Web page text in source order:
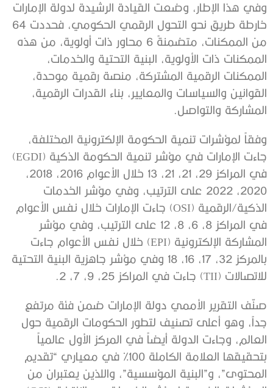
وفي هذا الإطار، وضعت القيادة الرشيدة لدولة الإمارات
خارطة طريق نحو التحول الرقمي الحكومي، فحددت 64
من الممكنات، متضمنةً 6 محاور ذات أولوية، من هذه
الممكنات ذات الأولوية، البنية التحتية والخدمات،
الممكنات الرقمية المشتركة، منصة رقمية موحدة،
القوانين والسياسات والمعايير، بناء القدرات الرقمية،
المشاركة والتواصل.
وفقاً لمؤشرات تنمية الحكومة الإلكترونية المختلفة،
جاءت الإمارات في مؤشر تنمية الحكومة الذكية (EGDI)
في المراكز 29، 21، 21، 13 خلال الأعوام 2016، 2018،
2020، 2022 على الترتيب، وفي مؤشر الخدمات
الذكية/الرقمية (OSI) جاءت الإمارات خلال نفس الأعوام
في المراكز 8، 6، 8، 12 على الترتيب، وفي مؤشر
المشاركة الإلكترونية (EPI) خلال نفس الأعوام جاءت
بالمركز 32، 17، 16، 18 وفي مؤشر جاهزية البنية التحتية
للاتصالات (TII) جاءت في المراكز 25، 9، 7، 2.
صنّف التقرير الأممي دولة الإمارات ضمن فئة مرتفع
جداً، وهو أعلى تصنيف لتطور الحكومات الرقمية حول
العالم، وجاءت الدولة أيضاً في المركز الأول عالمياً
بتحقيقها العلامة الكاملة 100% في معياري “تقديم
المحتوى”، و”البنية المؤسسية”، واللذين يعتبران من